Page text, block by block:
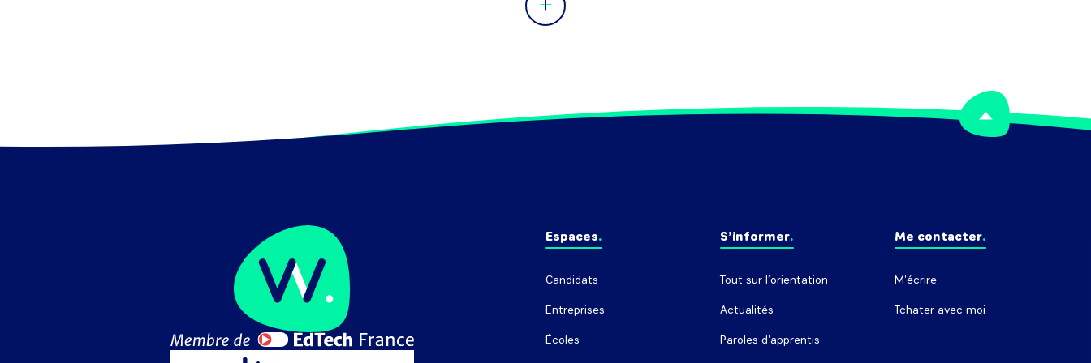
Espaces
Candidats
Entreprises
Écoles
S’informer
Tout sur l’orientation
Actualités
Paroles d'apprentis
Me contacter
M'écrire
Tchater avec moi